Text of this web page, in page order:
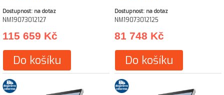
Dostupnost: na dotaz
NM19073012127
115 659 Kč
Do košíku
Dostupnost: na dotaz
NM19073012125
81 748 Kč
Do košíku